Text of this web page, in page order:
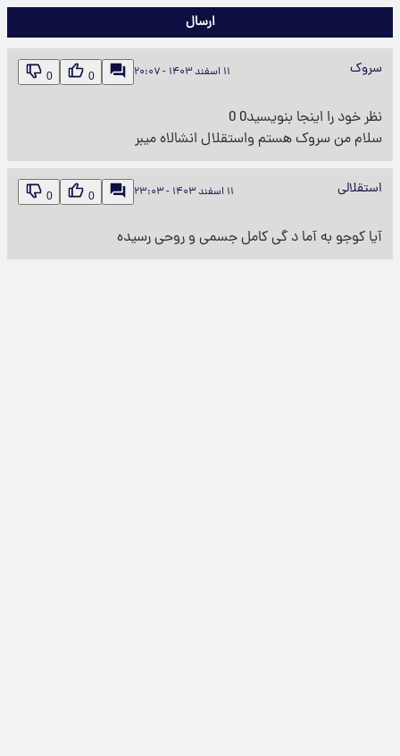
ارسال
سروک ۱۱ اسفند ۱۴۰۳ - ۲۰:۰۷ 0
0
نظر خود را اینجا بنویسید0 0
سلام من سروک هستم واستقلال انشالاه میبر
استقلالی ۱۱ اسفند ۱۴۰۳ - ۲۳:۰۳ 0
0
آیا کوجو به آما د گی کامل جسمی و روحی رسیده